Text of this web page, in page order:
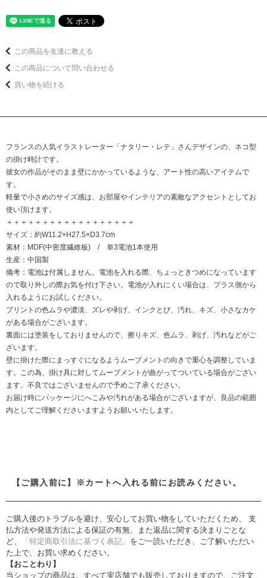
この商品を友達に教える
この商品について問い合わせる
買い物を続ける
フランスの人気イラストレーター「ナタリー・レテ」さんデザインの、ネコ型
の掛け時計です。
彼女の作品がそのまま壁にかかっているような、アート性の高いアイテムで
す。
軽量で小さめのサイズ感は、お部屋やインテリアの素敵なアクセントとしてお
使い頂けます。
＋＋＋＋＋＋＋＋＋＋＋＋＋＋＋＋＋＋
サイズ：約W11.2×H27.5×D3.7cm
素材：MDF(中密度繊維板) / 単3電池1本使用
生産：中国製
備考：電池は付属しません。電池を入れる際、ちょっときつめになっています
ので取り外しの際お気を付け下さい。電池が入れにくい場合は、プラス側から
入れるようにお試しください。
プリントの色ムラや濃淡、ズレや剥げ、インクとび、汚れ、キズ、小さなカケ
がある場合がございます。
裏面には塗装をしておりませんので、擦りキズ、色ムラ、剥げ、汚れなどがご
ざいます。
壁に掛けた際にまっすぐになるようムーブメントの向きで重心を調整していま
す。この為、掛け具に対してムーブメントが曲がってついている場合がござい
ます。不良ではございませんので予めご了承ください。
お届け時にパッケージにへこみや汚れがある場合がございますが、良品の範囲
内としてご理解くださいますようお願いいたします。
【ご購入前に】※カートへ入れる前にお読みください。
ご購入後のトラブルを避け、安心してお買い物をしていただくため、 支
払方法や発送方法による保証の有無、また返品に関する決まりごとな
ど、
「特定商取引法に基づく表記」 をご一読いただき、ご了解いただい
た上で、お買い求めください。
【おことわり】
当ショップの商品は、すべて実店舗でも販売しておりますので、ご注文